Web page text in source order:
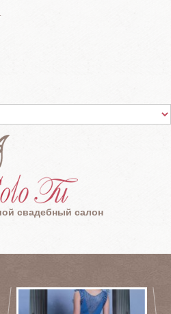
свадебный салон